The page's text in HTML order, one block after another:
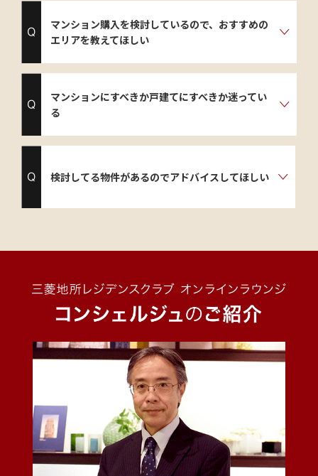
マンション購入を検討しているので、おすすめの
エリアを教えてほしい
マンションにすべきか戸建てにすべきか迷ってい
る
検討してる物件があるのでアドバイスしてほしい